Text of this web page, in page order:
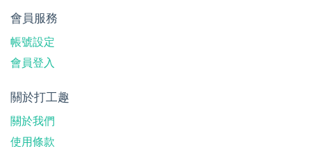
會員服務
帳號設定
會員登入
關於打工趣
關於我們
使用條款